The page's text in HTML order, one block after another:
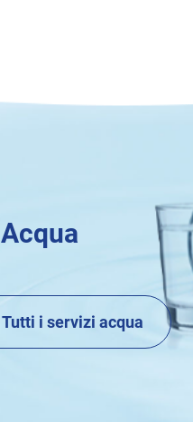
Acqua
Tutti i servizi acqua